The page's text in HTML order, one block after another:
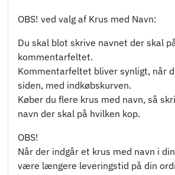
OBS! ved valg af Krus med Navn:
Du skal blot skrive navnet der skal
kommentarfeltet.
Kommentarfeltet bliver synligt, når
siden, med indkøbskurven.
Køber du flere krus med navn, så
navn der skal på hvilken kop.
OBS!
Når der indgår et krus med navn i
være længere leveringstid på din